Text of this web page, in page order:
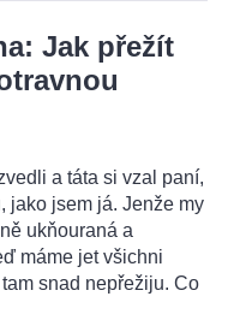
Jak přežít
a táta si vzal paní,
jako jsem já. Jenže my
ukňouraná a
máme jet všichni
snad nepřežiju. Co